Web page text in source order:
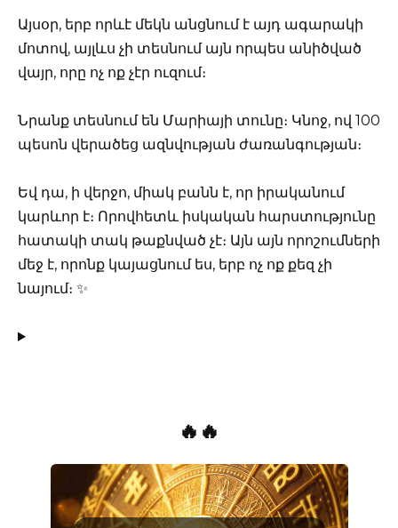
Այսօր, երբ որևէ մեկն անցնում է այդ ագարակի
մոտով, այլևս չի տեսնում այն որպես անիծված
վայր, որը ոչ ոք չէր ուզում։
Նրանք տեսնում են Մարիայի տունը։ Կնոջ, ով 100
պեսոն վերածեց ազնվության ժառանգության։
Եվ դա, ի վերջո, միակ բանն է, որ իրականում
կարևոր է։ Որովհետև իսկական հարստությունը
հատակի տակ թաքնված չէ։ Այն այն որոշումների
մեջ է, որոնք կայացնում ես, երբ ոչ ոք քեզ չի
նայում։ ✨
🔥🔥